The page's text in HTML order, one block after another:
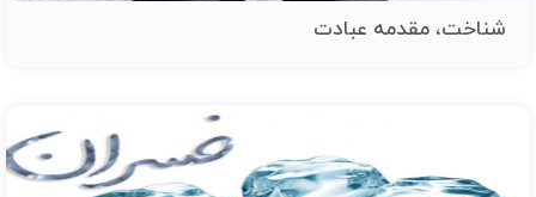
شناخت، مقدمه عبادت